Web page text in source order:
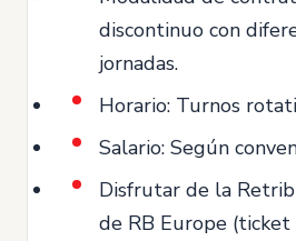
discontinuo con
jornadas.
Horario: Turnos
Salario: Según
Disfrutar de la
de RB Europe